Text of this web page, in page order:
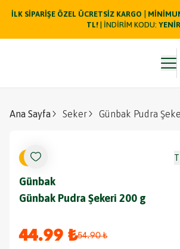
İLK SİPARİŞE ÖZEL ÜCRETSİZ KARGO
TL! | İNDİRİM KODU: YENİR
Ana Sayfa Seker Günbak Pudra
% 18
Günbak
Günbak Pudra Şekeri 200 g
44.99 ₺54.90 ₺